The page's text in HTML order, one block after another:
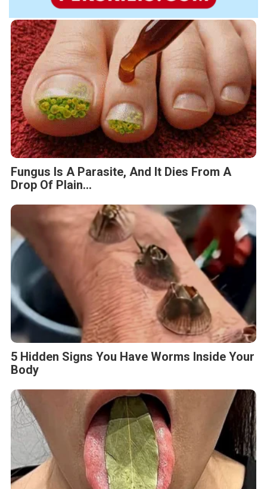
Fungus Is A Parasite, And It Dies From A
Drop Of Plain...
5 Hidden Signs You Have Worms Inside Your
Body